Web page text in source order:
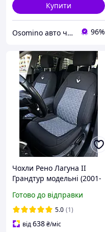
Купити
Osomino авто чохли 96%
Чохли Рено Лагуна II
Грандтур модельні (2001-
RENAULT Laguna II
Grandtour
Готово до відправки
5.0 (1)
від638₴/міс